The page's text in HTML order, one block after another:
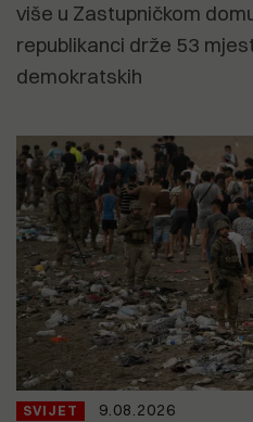
više u Zastupničkom
republikanci drže 53
demokratskih
SVIJET 9.08.2026